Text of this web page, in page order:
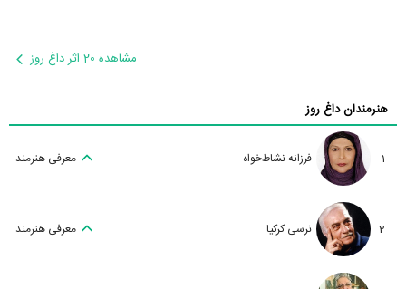
مشاهده 20 اثر داغ روز
هنرمندان داغ روز
1 فرزانه نشاط‌خواه معرفی هنرمند
2 نرسی کرکیا معرفی هنرمند